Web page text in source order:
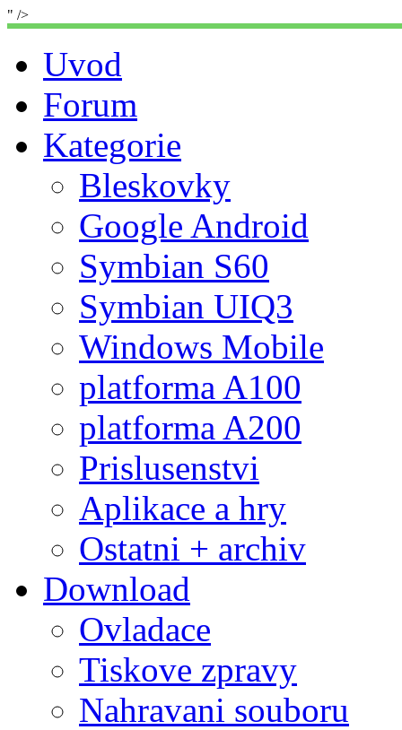
" />
Uvod
Forum
Kategorie
Bleskovky
Google Android
Symbian S60
Symbian UIQ3
Windows Mobile
platforma A100
platforma A200
Prislusenstvi
Aplikace a hry
Ostatni + archiv
Download
Ovladace
Tiskove zpravy
Nahravani souboru